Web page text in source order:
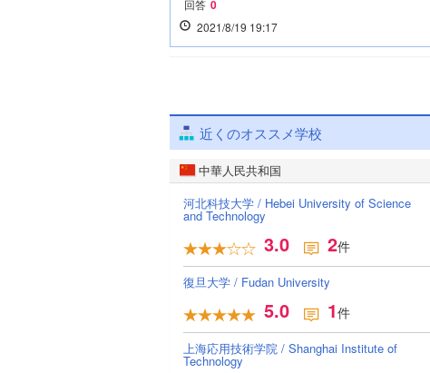
回答 0
2021/8/19 19:17
近くのオススメ学校
中華人民共和国
河北科技大学 / Hebei University of Science
and Technology
3.0 2件
復旦大学 / Fudan University
5.0 1件
上海応用技術学院 / Shanghai Institute of
Technology